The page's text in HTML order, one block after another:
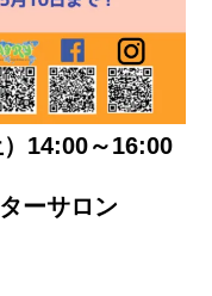
14:00～16:00
ターサロン